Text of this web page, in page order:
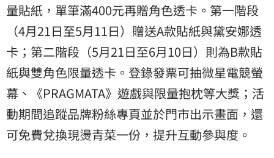
量貼紙，單筆滿400元再贈角色透卡。第一階段
（4月21日至5月11日）贈送A款貼紙與黛安娜透
卡；第二階段（5月21日至6月10日）則為B款貼
紙與雙角色限量透卡。登錄發票可抽微星電競螢
幕、《PRAGMATA》遊戲與限量抱枕等大獎；活
動期間追蹤品牌粉絲專頁並於門市出示畫面，還
可免費兌換現燙青菜一份，提升互動參與度。